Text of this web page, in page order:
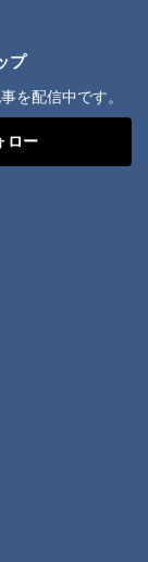
プ
を配信中です。
ロー